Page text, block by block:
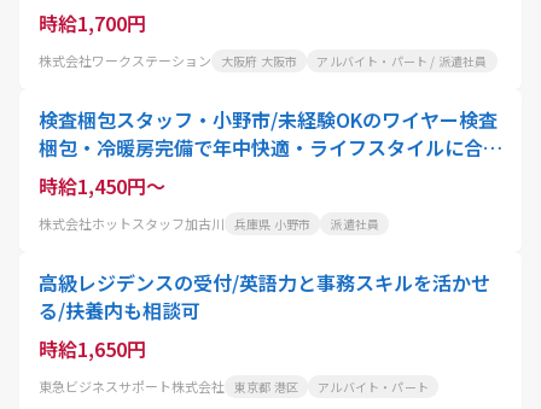
時給1,700円
株式会社ワークステーション 大阪府 大阪市 アルバイト・パート / 派遣社員
検査梱包スタッフ・小野市/未経験OKのワイヤー検査
梱包・冷暖房完備で年中快適・ライフスタイルに合わ
せて時短や扶養内も可
時給1,450円～
株式会社ホットスタッフ加古川 兵庫県 小野市 派遣社員
高級レジデンスの受付/英語力と事務スキルを活かせ
る/扶養内も相談可
時給1,650円
東急ビジネスサポート株式会社 東京都 港区 アルバイト・パート